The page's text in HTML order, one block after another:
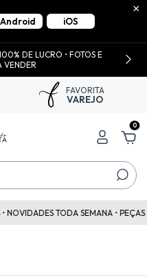
×
Android iOS
DE LUCRO • FOTOS E
VENDER
FAVORITA
VAREJO
0
TODA SEMANA • PEÇAS A